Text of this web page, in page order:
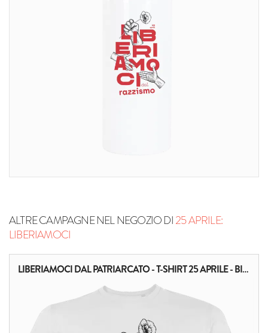
ALTRE CAMPAGNE NEL NEGOZIO DI25 APRILE:
LIBERIAMOCI
LIBERIAMOCI DAL PATRIARCATO - T-SHIRT 25 APRILE - BIANCA